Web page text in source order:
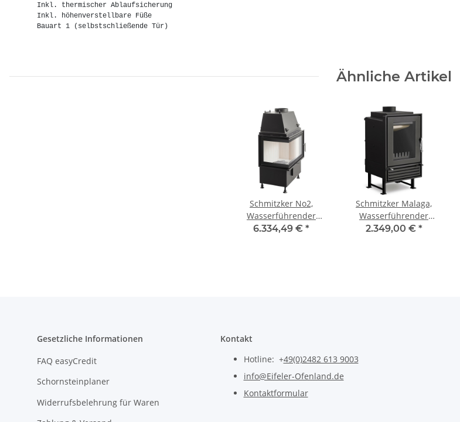
Inkl. thermischer Ablaufsicherung
Inkl. höhenverstellbare Füße
Bauart 1 (selbstschließende Tür)
Ähnliche Artikel
Schmitzker No2,
Wasserführender
Kamineinsatz, 17 kW
6.334,49 € *
Schmitzker Malaga,
Wasserführender
Kamineinsatz
2.349,00 € *
Gesetzliche Informationen
FAQ easyCredit
Schornsteinplaner
Widerrufsbelehrung für Waren
Kontakt
Hotline: +49(0)2482 613 9003
info@Eifeler-Ofenland.de
Kontaktformular